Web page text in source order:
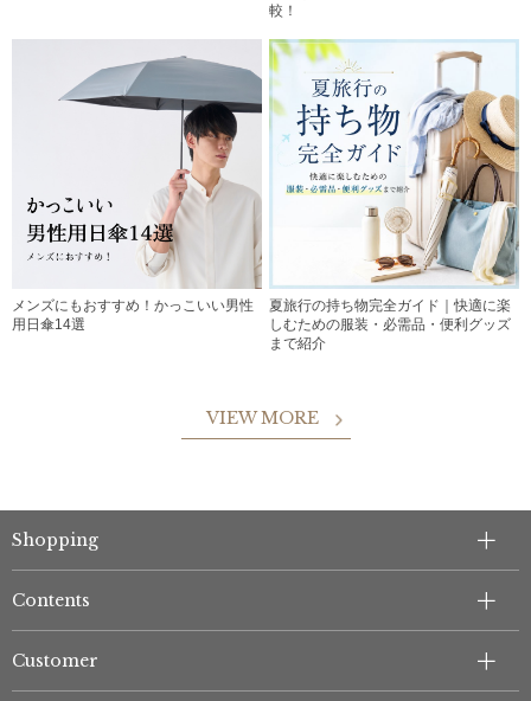
較！
メンズにもおすすめ！かっこいい男性
用日傘14選
夏旅行の持ち物完全ガイド｜快適に楽
しむための服装・必需品・便利グッズ
まで紹介
VIEW MORE
Shopping
Contents
Customer